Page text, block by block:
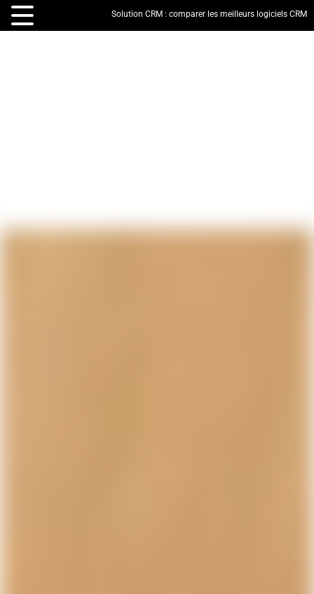
Solution CRM : comparer les meilleurs logiciels CRM